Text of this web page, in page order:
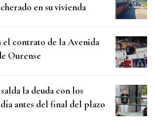
en su vivienda
el contrato de la Avenida
Ourense
la deuda con los
antes del final del plazo